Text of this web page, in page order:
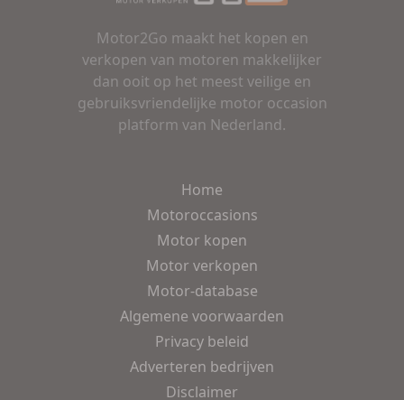
Motor2Go maakt het kopen en
verkopen van motoren makkelijker
dan ooit op het meest veilige en
gebruiksvriendelijke motor occasion
platform van Nederland.
Home
Motoroccasions
Motor kopen
Motor verkopen
Motor-database
Algemene voorwaarden
Privacy beleid
Adverteren bedrijven
Disclaimer